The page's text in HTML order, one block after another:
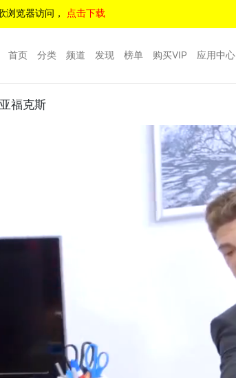
浏览器访问， 点击下载
首页 分类 频道 发现 榜单 购买VIP 应用中心
福克斯